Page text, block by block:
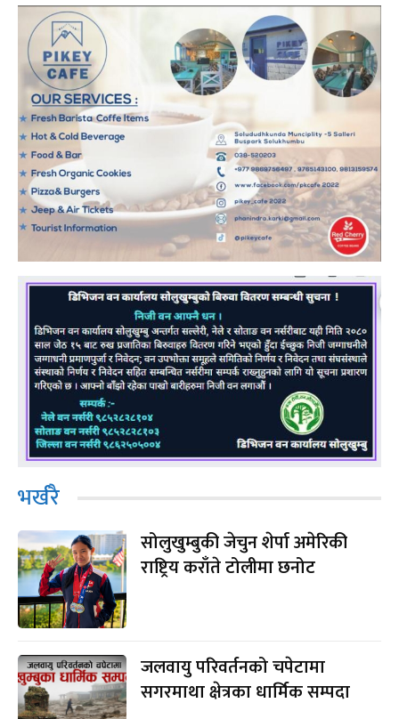
भर्खरै
सोलुखुम्बुकी जेचुन शेर्पा अमेरिकी
राष्ट्रिय कराँते टोलीमा छनोट
जलवायु परिवर्तनको चपेटामा
सगरमाथा क्षेत्रका धार्मिक सम्पदा